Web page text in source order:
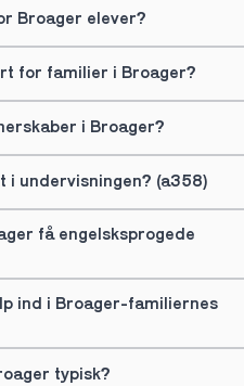
Broager elever?
for familier i Broager?
i Broager?
i undervisningen? (a358)
få engelsksprogede
ind i Broager-familiernes
typisk?